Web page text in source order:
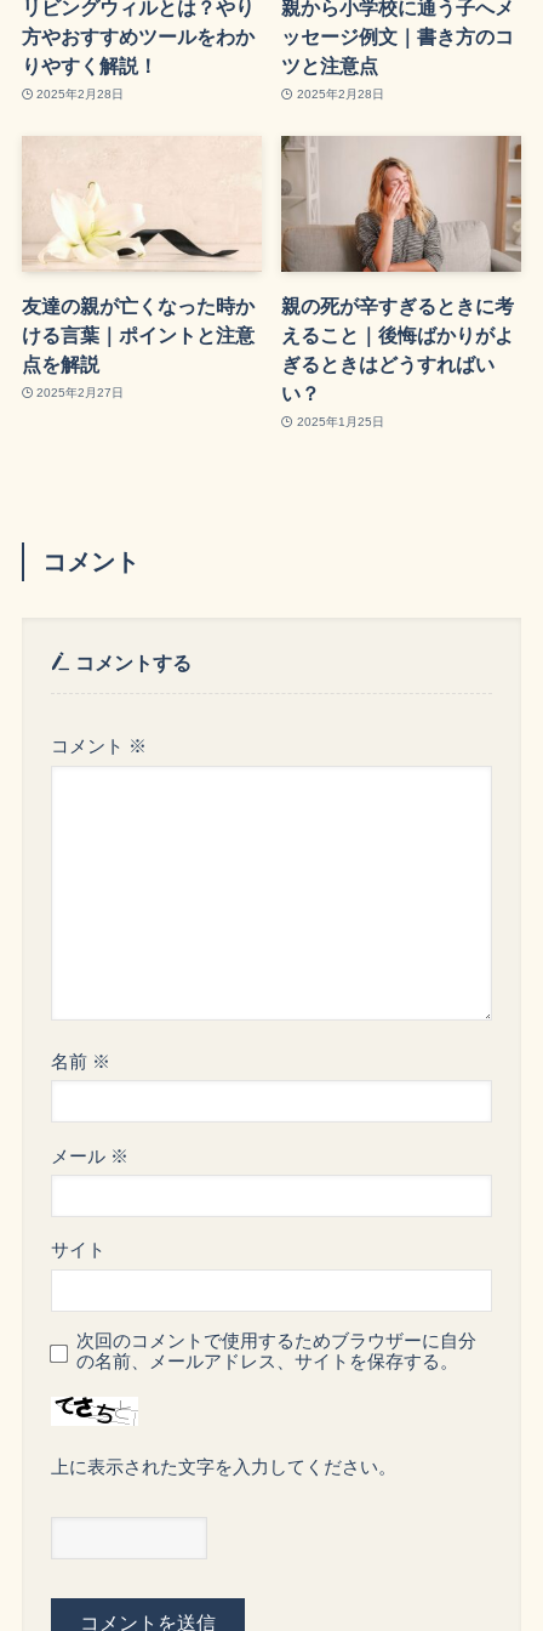
リビングウィルとは？やり
方やおすすめツールをわか
りやすく解説！
2025年2月28日
親から小学校に通う子へメ
ッセージ例文｜書き方のコ
ツと注意点
2025年2月28日
友達の親が亡くなった時か
ける言葉｜ポイントと注意
点を解説
2025年2月27日
親の死が辛すぎるときに考
えること｜後悔ばかりがよ
ぎるときはどうすればい
い？
2025年1月25日
コメント
コメントする
コメント ※
名前 ※
メール ※
サイト
次回のコメントで使用するためブラウザーに自分
の名前、メールアドレス、サイトを保存する。
上に表示された文字を入力してください。